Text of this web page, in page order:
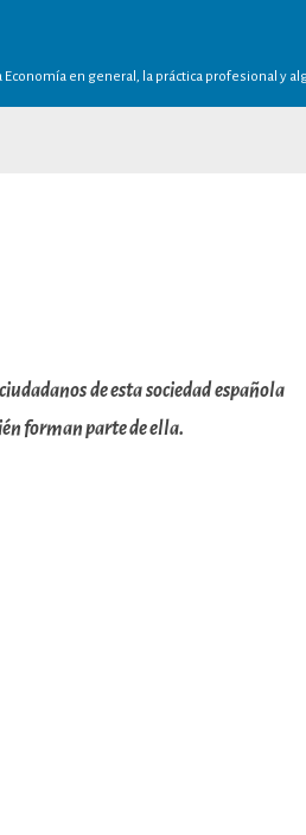
en general, la práctica profesional y
de esta sociedad española
forman parte de ella.